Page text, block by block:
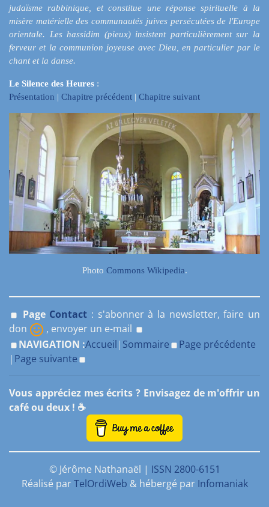
judaïsme rabbinique, et constitue une réponse spirituelle à la
misère matérielle des communautés juives persécutées de l'Europe
orientale. Les hassidim (pieux) insistent particulièrement sur la
ferveur et la communion joyeuse avec Dieu, en particulier par le
chant et la danse.
Le Silence des Heures :
Présentation | Chapitre précédent | Chapitre suivant
Photo Commons Wikipedia.
Page Contact : s'abonner à la newsletter, faire un
don
, envoyer un e-mail
NAVIGATION :Accueil | Sommaire
Page précédente
| Page suivante
Vous appréciez mes écrits ? Envisagez de m'offrir un
café ou deux ! ☕
© Jérôme Nathanaël | ISSN 2800-6151
Réalisé parTelOrdiWeb & hébergé par Infomaniak